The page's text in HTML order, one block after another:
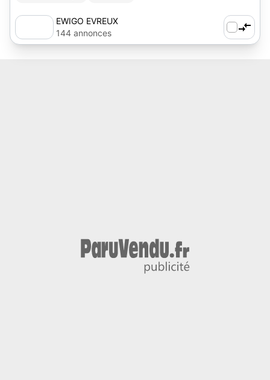
EWIGO EVREUX
144 annonces